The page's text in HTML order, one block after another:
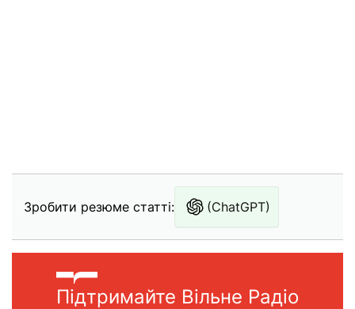
Зробити резюме статті: (ChatGPT)
Підтримайте Вільне Радіо